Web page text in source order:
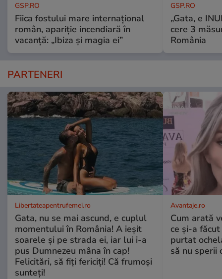
GSP.RO
Fiica fostului mare internațional
român, apariție incendiară în
vacanță: „Ibiza și magia ei”
GSP.RO
„Gata, e
cere 3
România
PARTENERI
Libertateapentrufemei.ro
Gata, nu se mai ascund, e cuplul
momentului în România! A ieșit
soarele și pe strada ei, iar lui i-a
pus Dumnezeu mâna în cap!
Felicitări, să fiți fericiți! Că frumoși
sunteți!
Avantaje.ro
Cum arată
ce și-a
purtat
să nu sperii